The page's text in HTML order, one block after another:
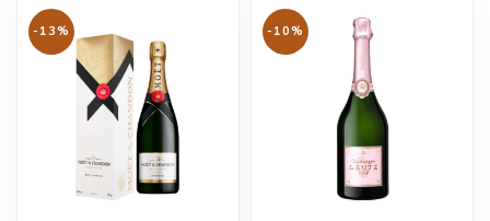
-13% -10%